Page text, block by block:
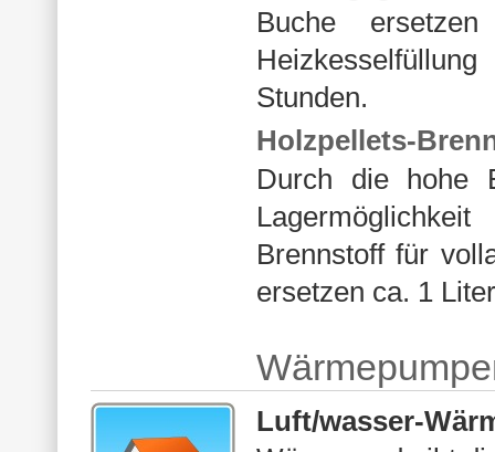
Buche
Stunden.
Holzpellets-
Durch die hohe
Brennstoff für
ersetzen ca. 1
Luft/wasser-